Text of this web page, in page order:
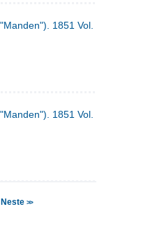
1851 Vol. 2 Nr. 6
1851 Vol. 1 Nr. 6
Neste>>